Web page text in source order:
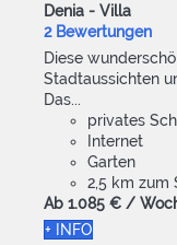
Denia - Villa
2 Bewertungen
Diese
Stadtaussichten
Das...
privates
Internet
Garten
2,5 km zum
Ab 1.085 € /
+ INFO